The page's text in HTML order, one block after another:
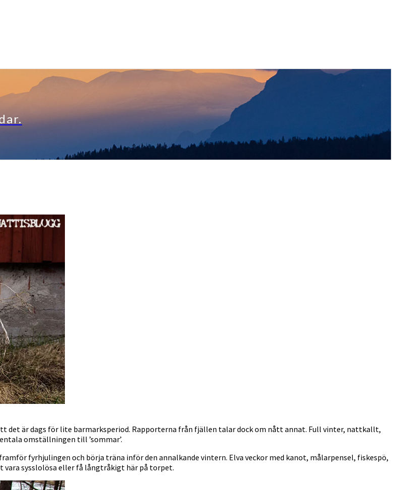
det är dags för lite barmarksperiod. Rapporterna från fjällen talar dock om nått annat. Full vinter, nattkallt,
omställningen till ’sommar’.
fyrhjulingen och börja träna inför den annalkande vintern. Elva veckor med kanot, målarpensel, fiskespö,
sysslolösa eller få långtråkigt här på torpet.